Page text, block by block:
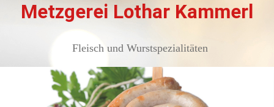
Metzgerei Lothar Kammerl
Fleisch und Wurstspezialitäten